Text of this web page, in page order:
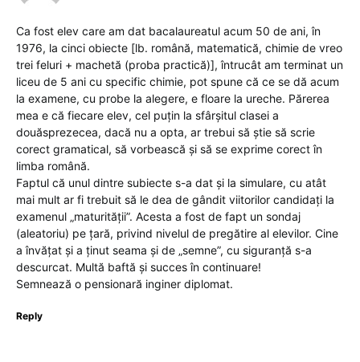
Ca fost elev care am dat bacalaureatul acum 50 de ani, în
1976, la cinci obiecte [lb. română, matematică, chimie de vreo
trei feluri + machetă (proba practică)], întrucât am terminat un
liceu de 5 ani cu specific chimie, pot spune că ce se dă acum
la examene, cu probe la alegere, e floare la ureche. Părerea
mea e că fiecare elev, cel puțin la sfârșitul clasei a
douăsprezecea, dacă nu a opta, ar trebui să știe să scrie
corect gramatical, să vorbească și să se exprime corect în
limba română.
Faptul că unul dintre subiecte s-a dat și la simulare, cu atât
mai mult ar fi trebuit să le dea de gândit viitorilor candidați la
examenul „maturității”. Acesta a fost de fapt un sondaj
(aleatoriu) pe țară, privind nivelul de pregătire al elevilor. Cine
a învățat și a ținut seama și de „semne”, cu siguranță s-a
descurcat. Multă baftă și succes în continuare!
Semnează o pensionară inginer diplomat.
Reply